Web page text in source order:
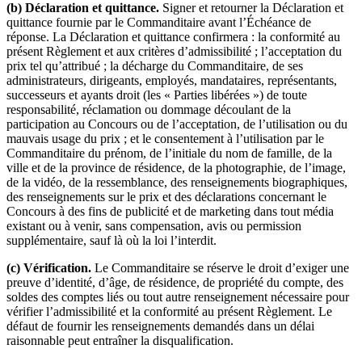
(b) Déclaration et quittance. Signer et retourner la Déclaration et
quittance fournie par le Commanditaire avant l’Échéance de
réponse. La Déclaration et quittance confirmera : la conformité au
présent Règlement et aux critères d’admissibilité ; l’acceptation du
prix tel qu’attribué ; la décharge du Commanditaire, de ses
administrateurs, dirigeants, employés, mandataires, représentants,
successeurs et ayants droit (les « Parties libérées ») de toute
responsabilité, réclamation ou dommage découlant de la
participation au Concours ou de l’acceptation, de l’utilisation ou du
mauvais usage du prix ; et le consentement à l’utilisation par le
Commanditaire du prénom, de l’initiale du nom de famille, de la
ville et de la province de résidence, de la photographie, de l’image,
de la vidéo, de la ressemblance, des renseignements biographiques,
des renseignements sur le prix et des déclarations concernant le
Concours à des fins de publicité et de marketing dans tout média
existant ou à venir, sans compensation, avis ou permission
supplémentaire, sauf là où la loi l’interdit.
(c) Vérification. Le Commanditaire se réserve le droit d’exiger une
preuve d’identité, d’âge, de résidence, de propriété du compte, des
soldes des comptes liés ou tout autre renseignement nécessaire pour
vérifier l’admissibilité et la conformité au présent Règlement. Le
défaut de fournir les renseignements demandés dans un délai
raisonnable peut entraîner la disqualification.